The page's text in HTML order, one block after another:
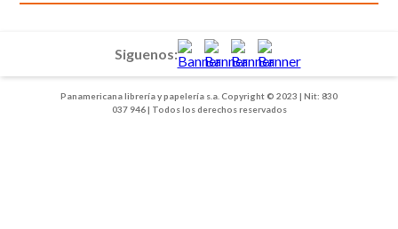
Panamericana librería y papelería s.a. Copyright © 2023 | Nit: 830
037 946 | Todos los derechos reservados
Siguenos: